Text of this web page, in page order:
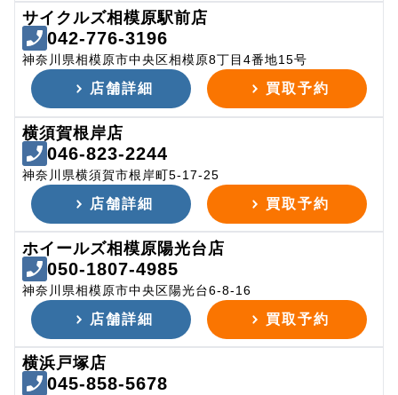
サイクルズ相模原駅前店
042-776-3196
神奈川県相模原市中央区相模原8丁目4番地15号
店舗詳細 買取予約
横須賀根岸店
046-823-2244
神奈川県横須賀市根岸町5-17-25
店舗詳細 買取予約
ホイールズ相模原陽光台店
050-1807-4985
神奈川県相模原市中央区陽光台6-8-16
店舗詳細 買取予約
横浜戸塚店
045-858-5678